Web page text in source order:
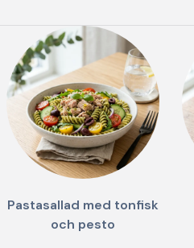
Pastasallad med tonfisk
och pesto